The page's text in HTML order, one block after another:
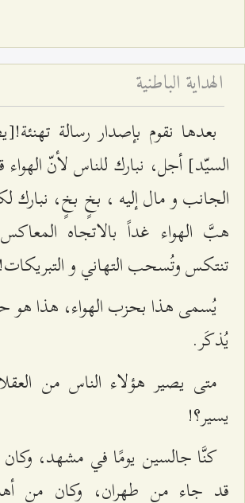
الهداية الباطنية
بعدها نقوم بإصدار رسالة
السيّد] أجل، نبارك للناس لأنّ
الجانب و مال إليه ، بخٍ بخٍ، نبارك
هبَّ الهواء غداً بالاتجاه
تنتكس وتُسحب التهاني و التبريكات!
يُسمى هذا بحزب الهواء، هذا هو
يُذكَر.
متى يصير هؤلاء الناس من
يسير؟!
كنَّا جالسين يومًا في مشهد،
قد جاء من طهران، وكان من أهل